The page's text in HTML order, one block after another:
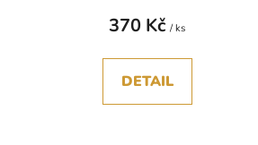
370 Kč/ ks
DETAIL